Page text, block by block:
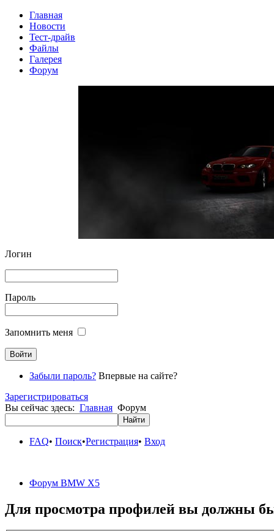
Главная
Новости
Тест-драйв
Файлы
Галерея
Форум
Логин
Пароль
Запомнить меня
Забыли пароль? Впервые на сайте?
Зарегистрироваться
Вы сейчас здесь: Главная Форум
FAQ• Поиск•Регистрация• Вход
Форум BMW X5
Для просмотра профилей вы должны